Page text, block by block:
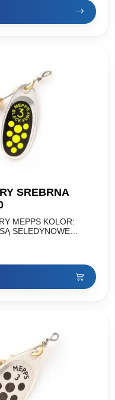
SREBRNA
MEPPS KOLOR:
SELEDYNOWE